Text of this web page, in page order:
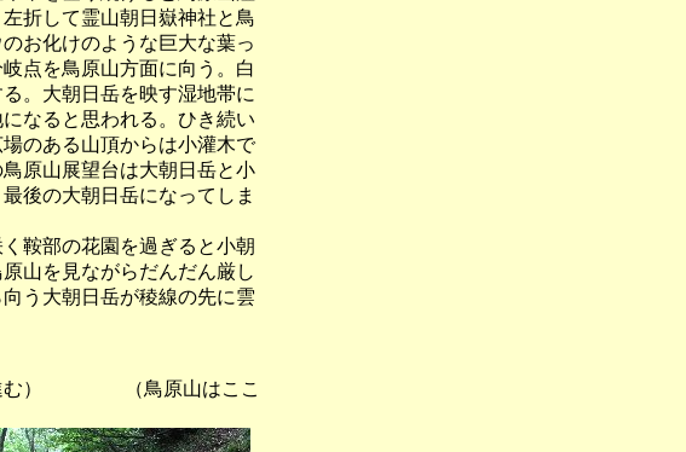
折して霊山朝日嶽神社と鳥
お化けのような巨大な葉っ
点を鳥原山方面に向う。白
。大朝日岳を映す湿地帯に
なると思われる。ひき続い
のある山頂からは小灌木で
原山展望台は大朝日岳と小
後の大朝日岳になってしま
鞍部の花園を過ぎると小朝
山を見ながらだんだん厳し
う大朝日岳が稜線の先に雲
進む） （鳥原山はここ